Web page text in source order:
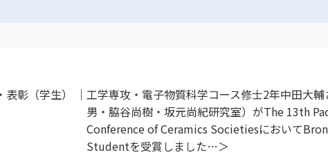
表彰（学生）
工学専攻・電子物質科学コース修士2年中田大
男・脇谷尚樹・坂元尚紀研究室）がThe 13th
Conference of Ceramics Societiesにおいて
Studentを受賞しました